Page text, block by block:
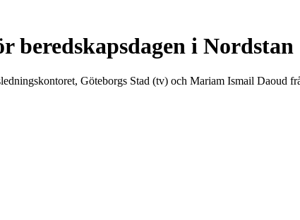
beredskapsdagen i Nordstan
Göteborgs Stad (tv) och Mariam Ismail Daoud